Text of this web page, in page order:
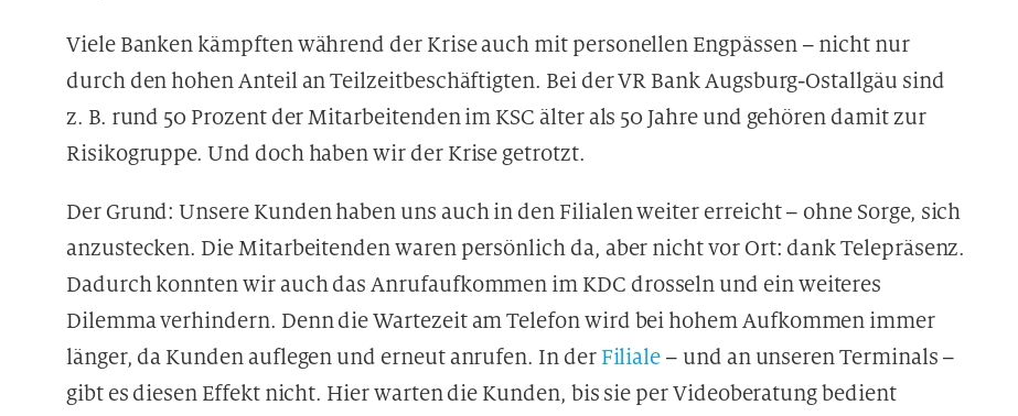
Viele Banken kämpften während der Krise auch mit personellen Engpässen – nicht nur
durch den hohen Anteil an Teilzeitbeschäftigten. Bei der VR Bank Augsburg-Ostallgäu sind
z. B. rund 50 Prozent der Mitarbeitenden im KSC älter als 50 Jahre und gehören damit zur
Risikogruppe. Und doch haben wir der Krise getrotzt.
Der Grund: Unsere Kunden haben uns auch in den Filialen weiter erreicht – ohne Sorge, sich
anzustecken. Die Mitarbeitenden waren persönlich da, aber nicht vor Ort: dank Telepräsenz.
Dadurch konnten wir auch das Anrufaufkommen im KDC drosseln und ein weiteres
Dilemma verhindern. Denn die Wartezeit am Telefon wird bei hohem Aufkommen immer
länger, da Kunden auflegen und erneut anrufen. In der Filiale – und an unseren Terminals –
gibt es diesen Effekt nicht. Hier warten die Kunden, bis sie per Videoberatung bedient